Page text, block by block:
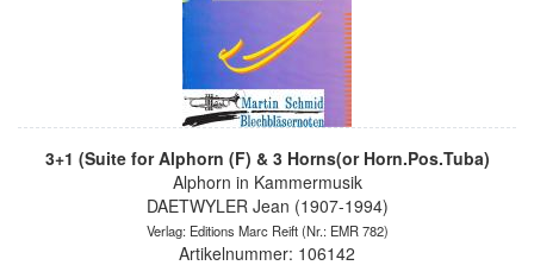
3+1 (Suite for Alphorn (F) & 3 Horns(or Horn.Pos.Tuba)
Alphorn in Kammermusik
DAETWYLER Jean (1907-1994)
Verlag: Editions Marc Reift(Nr.: EMR 782)
Artikelnummer: 106142